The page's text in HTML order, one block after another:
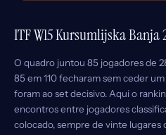
ITF W15 Kursumlijska Banja
O quadro juntou 85 jogadores de
85 em 110 fecharam sem ceder
foram ao set decisivo. Aqui o
encontros entre jogadores
colocado, sempre de vinte lugares